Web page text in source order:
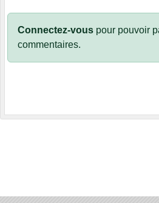
Connectez-vous pour pouvoir
commentaires.